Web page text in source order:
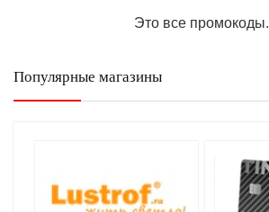
Это все промокоды.
Популярные магазины